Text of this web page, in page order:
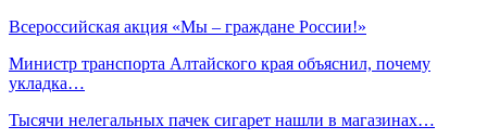
Всероссийская акция «Мы – граждане России!»
Министр транспорта Алтайского края объяснил, почему
укладка…
Тысячи нелегальных пачек сигарет нашли в магазинах…